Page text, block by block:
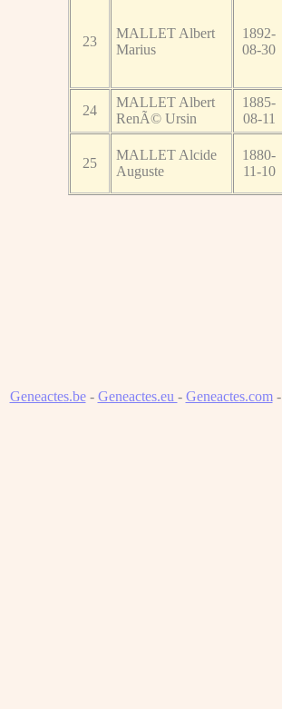
23
MALLET Albert
Marius
1892-
08-30
24
MALLET Albert
RenÃ© Ursin
1885-
08-11
25
MALLET Alcide
Auguste
1880-
11-10
Geneactes.be- Geneactes.eu - Geneactes.com-